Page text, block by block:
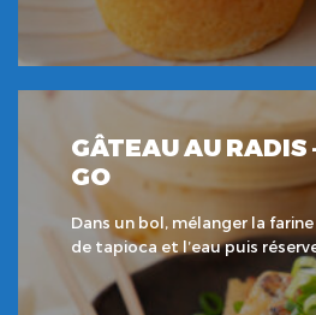
GÂTEAU AU RADIS
GO
Dans un bol, mélanger la
de tapioca et l’eau puis